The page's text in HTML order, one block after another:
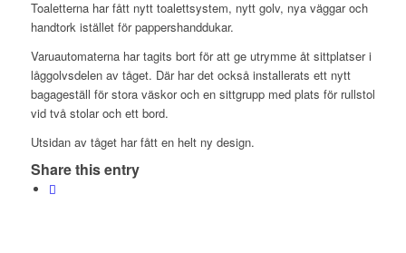
Toaletterna har fått nytt toalettsystem, nytt golv, nya väggar och
handtork istället för pappershanddukar.
Varuautomaterna har tagits bort för att ge utrymme åt sittplatser i
låggolvsdelen av tåget. Där har det också installerats ett nytt
bagageställ för stora väskor och en sittgrupp med plats för rullstol
vid två stolar och ett bord.
Utsidan av tåget har fått en helt ny design.
Share this entry